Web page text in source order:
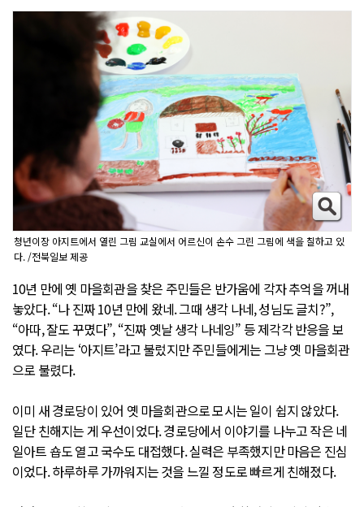
청년이장 아지트에서 열린 그림 교실에서 어르신이 손수 그린 그림에 색을 칠하고 있
다. /전북일보 제공
10년 만에 옛 마을회관을 찾은 주민들은 반가움에 각자 추억을 꺼내
놓았다. “나 진짜 10년 만에 왔네. 그때 생각 나네, 성님도 글치?”,
“아따, 잘도 꾸몄다”, “진짜 옛날 생각 나네잉” 등 제각각 반응을 보
였다. 우리는 ‘아지트’라고 불렀지만 주민들에게는 그냥 옛 마을회관
으로 불렸다.
이미 새 경로당이 있어 옛 마을회관으로 모시는 일이 쉽지 않았다.
일단 친해지는 게 우선이었다. 경로당에서 이야기를 나누고 작은 네
일아트 숍도 열고 국수도 대접했다. 실력은 부족했지만 마음은 진심
이었다. 하루하루 가까워지는 것을 느낄 정도로 빠르게 친해졌다.